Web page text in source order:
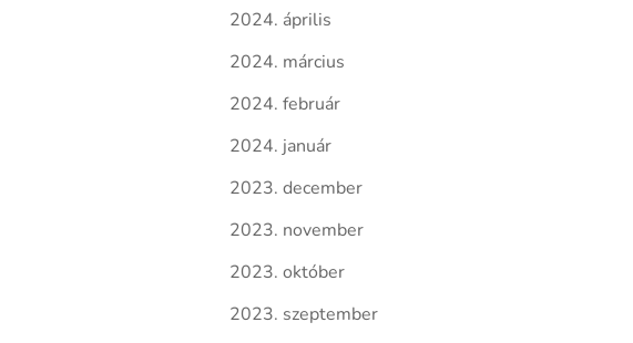
2024. április
2024. március
2024. február
2024. január
2023. december
2023. november
2023. október
2023. szeptember